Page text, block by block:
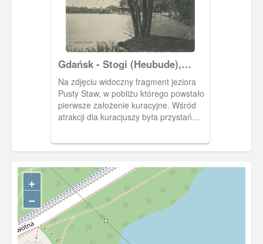
Gdańsk - Stogi (Heubude),
Pusty Staw (Heidsee)
Na zdjęciu widoczny fragment jeziora
Pusty Staw, w pobliżu którego powstało
pierwsze założenie kuracyjne. Wśród
atrakcji dla kuracjuszy była przystań
drewniany zamek dla dzieci - widoczny
na przeciwległym brzegu jeziora.
+
−